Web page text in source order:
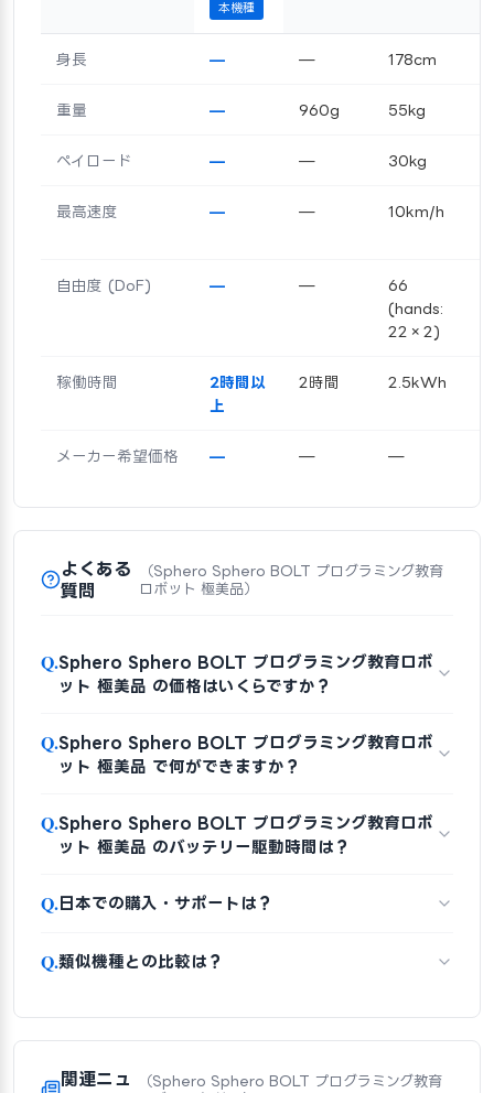
本機種
身長 — — 178cm
重量 — 960g 55kg
ペイロード — — 30kg
最高速度 — — 10km/h
自由度 (DoF) — —
66
(hands:
22×2)
稼働時間
2時間以
上
2時間 2.5kWh
メーカー希望価格 — — —
よくある
質問
（Sphero Sphero BOLT プログラミング教育
ロボット 極美品）
Q.Sphero Sphero BOLT プログラミング教育ロボ
ット 極美品 の価格はいくらですか？
Q.Sphero Sphero BOLT プログラミング教育ロボ
ット 極美品 で何ができますか？
Q.Sphero Sphero BOLT プログラミング教育ロボ
ット 極美品 のバッテリー駆動時間は？
Q.日本での購入・サポートは？
Q.類似機種との比較は？
関連ニュ
（Sphero Sphero BOLT プログラミング教育